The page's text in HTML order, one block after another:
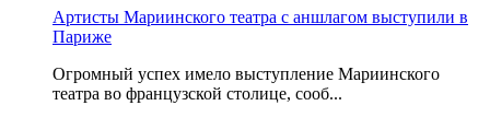
Артисты Мариинского театра с аншлагом выступили в
Париже
Огромный успех имело выступление Мариинского
театра во французской столице, сооб...